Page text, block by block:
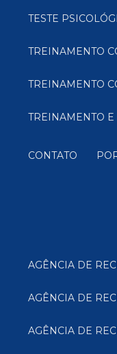
TESTE
TREINAMENTO
TREINAMENTO
TREINAMENTO
CONTATO
AGÊNCIA DE
AGÊNCIA DE
AGÊNCIA DE